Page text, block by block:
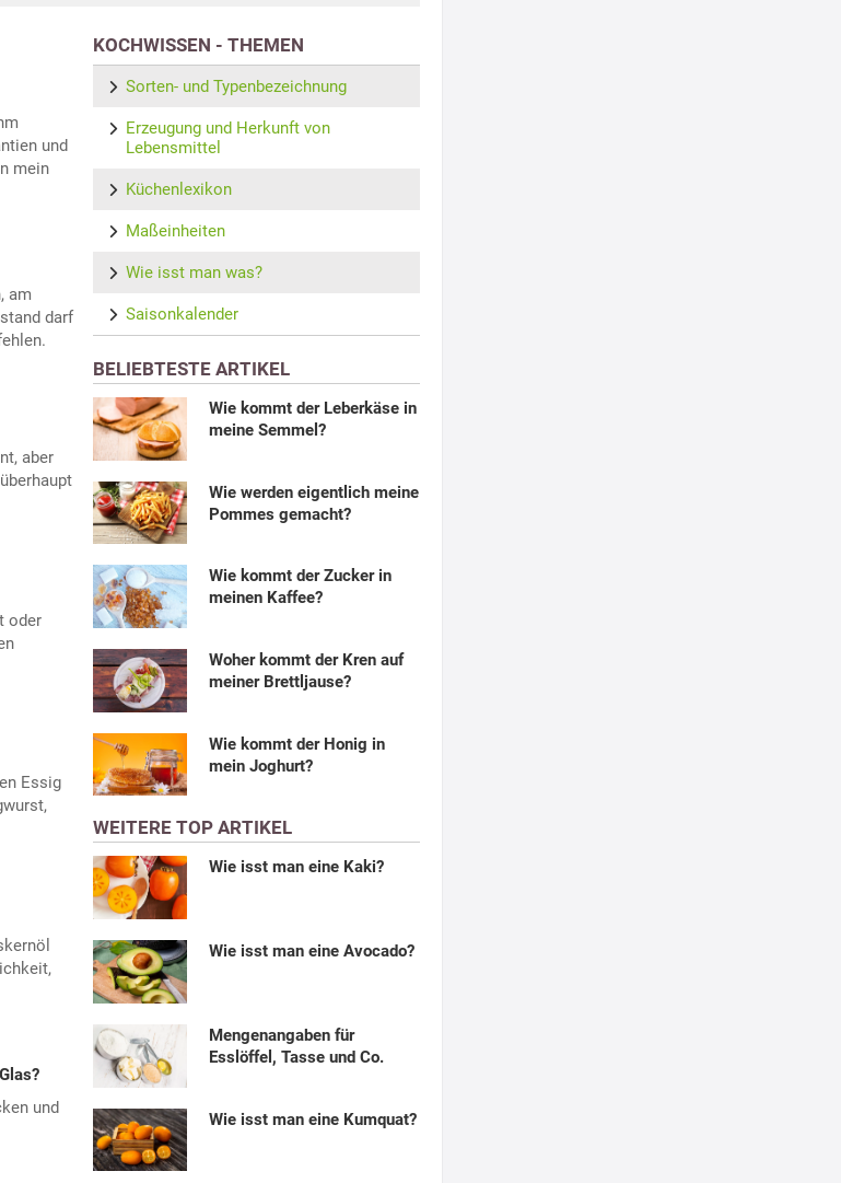
und
mein
am
darf
aber
oder
Essig
und
KOCHWISSEN - THEMEN
Sorten- und Typenbezeichnung
Erzeugung und Herkunft von
Lebensmittel
Küchenlexikon
Maßeinheiten
Wie isst man was?
Saisonkalender
BELIEBTESTE ARTIKEL
Wie kommt der Leberkäse in
meine Semmel?
Wie werden eigentlich meine
Pommes gemacht?
Wie kommt der Zucker in
meinen Kaffee?
Woher kommt der Kren auf
meiner Brettljause?
Wie kommt der Honig in
mein Joghurt?
WEITERE TOP ARTIKEL
Wie isst man eine Kaki?
Wie isst man eine Avocado?
Mengenangaben für
Esslöffel, Tasse und Co.
Wie isst man eine Kumquat?